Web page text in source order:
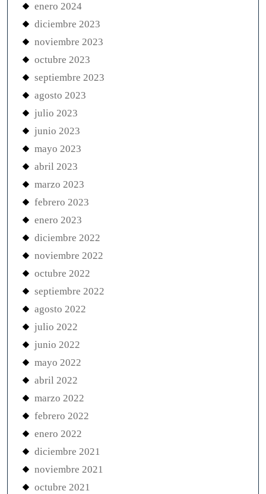
enero 2024
diciembre 2023
noviembre 2023
octubre 2023
septiembre 2023
agosto 2023
julio 2023
junio 2023
mayo 2023
abril 2023
marzo 2023
febrero 2023
enero 2023
diciembre 2022
noviembre 2022
octubre 2022
septiembre 2022
agosto 2022
julio 2022
junio 2022
mayo 2022
abril 2022
marzo 2022
febrero 2022
enero 2022
diciembre 2021
noviembre 2021
octubre 2021